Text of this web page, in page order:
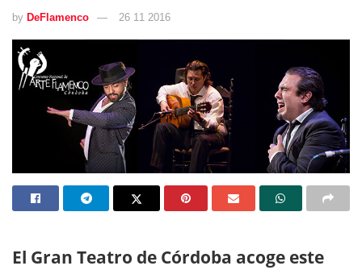
by DeFlamenco 26 11 2016
El Gran Teatro de Córdoba acoge este